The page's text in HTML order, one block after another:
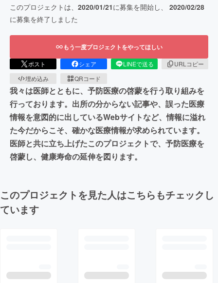
このプロジェクトは、 2020/01/21に募集を開始し、 2020/02/28
に募集を終了しました
もう一度プロジェクトをやってほしい
ポスト シェア LINEで送る
URLコピー
埋め込み
QRコード
我々は医師とともに、予防医療の啓蒙を行う取り組みを
行っております。出所の分からない記事や、誤った医療
情報を意図的に出しているWebサイトなど、情報に溢れ
た今だからこそ、確かな医療情報が求められています。
医師と共に立ち上げたこのプロジェクトで、予防医療を
啓蒙し、健康寿命の延伸を図ります。
このプロジェクトを見た人はこちらもチェックし
ています